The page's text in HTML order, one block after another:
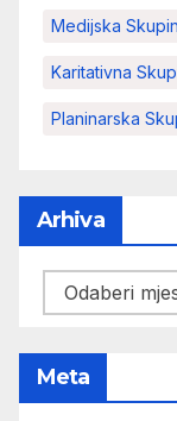
Medijska
Karitativna
Planinarska
Arhiva
Arhiva
Meta